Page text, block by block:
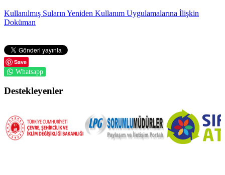
Kullanılmış Suların Yeniden Kullanım Uygulamalarına İlişkin
Doküman
Save
Whatsapp
Destekleyenler